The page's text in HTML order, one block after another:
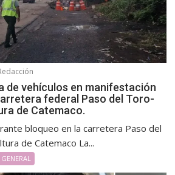
de vehículos en manifestación
federal Paso del Toro-
de Catemaco.
bloqueo en la carretera Paso del
de Catemaco La...